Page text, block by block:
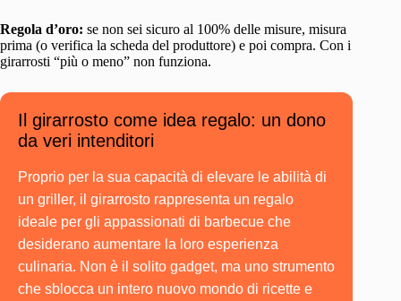
Regola d’oro: se non sei sicuro al 100% delle misure, misura
prima (o verifica la scheda del produttore) e poi compra. Con i
girarrosti “più o meno” non funziona.
Il girarrosto come idea regalo: un dono
da veri intenditori
Proprio per la sua capacità di elevare le abilità di
un griller, il girarrosto rappresenta un regalo
ideale per gli appassionati di barbecue che
desiderano aumentare la loro esperienza
culinaria. Non è il solito gadget, ma uno strumento
che sblocca un intero nuovo mondo di ricette e